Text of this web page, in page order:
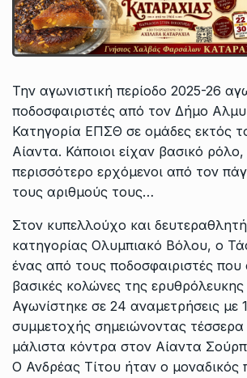
Την αγωνιστική περίοδο 2025-26
ποδοσφαιριστές από τον Δήμο
Κατηγορία ΕΠΣΘ σε ομάδες εκτός
Αίαντα. Κάποιοι είχαν βασικό
περισσότερο ερχόμενοι από τον
τους αριθμούς τους…
Στον κυπελλούχο και
κατηγορίας Ολυμπιακό Βόλου, ο
ένας από τους ποδοσφαιριστές που
βασικές κολώνες της
Αγωνίστηκε σε 24 αναμετρήσεις με
συμμετοχής σημειώνοντας
μάλιστα κόντρα στον Αίαντα
Ο Ανδρέας Τίτου ήταν ο μοναδικός